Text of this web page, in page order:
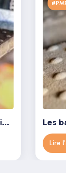
Dalle podotactile en haut d’escalier : que dit la norme en vigueur ?
Lire